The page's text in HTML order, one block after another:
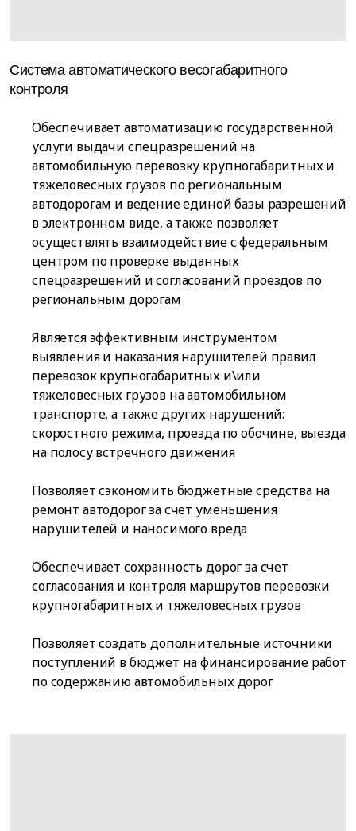
Система автоматического весогабаритного
контроля
Обеспечивает автоматизацию государственной
услуги выдачи спецразрешений на
автомобильную перевозку крупногабаритных и
тяжеловесных грузов по региональным
автодорогам и ведение единой базы разрешений
в электронном виде, а также позволяет
осуществлять взаимодействие с федеральным
центром по проверке выданных
спецразрешений и согласований проездов по
региональным дорогам
Является эффективным инструментом
выявления и наказания нарушителей правил
перевозок крупногабаритных и\или
тяжеловесных грузов на автомобильном
транспорте, а также других нарушений:
скоростного режима, проезда по обочине, выезда
на полосу встречного движения
Позволяет сэкономить бюджетные средства на
ремонт автодорог за счет уменьшения
нарушителей и наносимого вреда
Обеспечивает сохранность дорог за счет
согласования и контроля маршрутов перевозки
крупногабаритных и тяжеловесных грузов
Позволяет создать дополнительные источники
поступлений в бюджет на финансирование работ
по содержанию автомобильных дорог